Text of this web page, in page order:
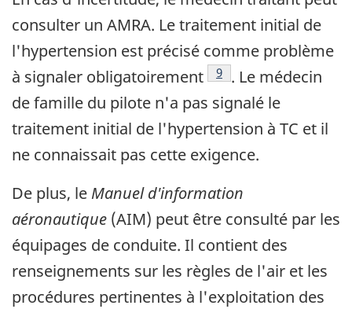
consulter un AMRA. Le traitement initial de
l'hypertension est précisé comme problème
à signaler obligatoirement
Footnote
9 . Le médecin
de famille du pilote n'a pas signalé le
traitement initial de l'hypertension à TC et il
ne connaissait pas cette exigence.
De plus, le Manuel d'information
aéronautique (AIM) peut être consulté par les
équipages de conduite. Il contient des
renseignements sur les règles de l'air et les
procédures pertinentes à l'exploitation des